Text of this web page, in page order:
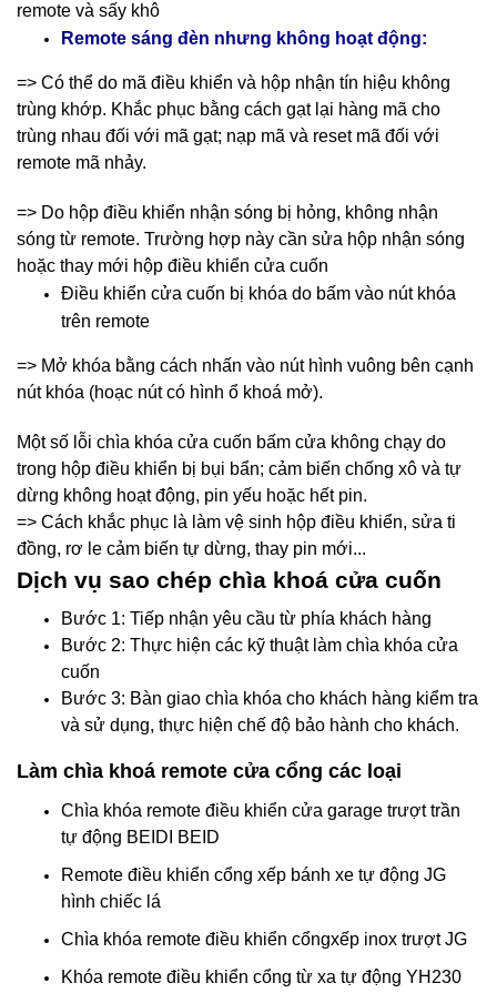
remote và sấy khô
Remote sáng đèn nhưng không hoạt động:
=> Có thể do mã điều khiển và hộp nhận tín hiệu không
trùng khớp. Khắc phục bằng cách gạt lại hàng mã cho
trùng nhau đối với mã gạt; nạp mã và reset mã đối với
remote mã nhảy.
=> Do hộp điều khiển nhận sóng bị hỏng, không nhận
sóng từ remote. Trường hợp này cần sửa hộp nhận sóng
hoặc thay mới hộp điều khiển cửa cuốn
Điều khiển cửa cuốn bị khóa do bấm vào nút khóa
trên remote
=> Mở khóa bằng cách nhấn vào nút hình vuông bên cạnh
nút khóa (hoạc nút có hình ổ khoá mở).
Một số lỗi chìa khóa cửa cuốn bấm cửa không chạy do
trong hộp điều khiển bị bụi bẩn; cảm biến chống xô và tự
dừng không hoạt động, pin yếu hoặc hết pin.
=> Cách khắc phục là làm vệ sinh hộp điều khiển, sửa ti
đồng, rơ le cảm biến tự dừng, thay pin mới...
Dịch vụ sao chép chìa khoá cửa cuốn
Bước 1: Tiếp nhận yêu cầu từ phía khách hàng
Bước 2: Thực hiện các kỹ thuật làm chìa khóa cửa
cuốn
Bước 3: Bàn giao chìa khóa cho khách hàng kiểm tra
và sử dụng, thực hiện chế độ bảo hành cho khách.
Làm chìa khoá remote cửa cổng các loại
Chìa khóa remote điều khiển cửa garage trượt trần
tự động BEIDI BEID
Remote điều khiển cổng xếp bánh xe tự động JG
hình chiếc lá
Chìa khóa remote điều khiển cổngxếp inox trượt JG
Khóa remote điều khiển cổng từ xa tự động YH230